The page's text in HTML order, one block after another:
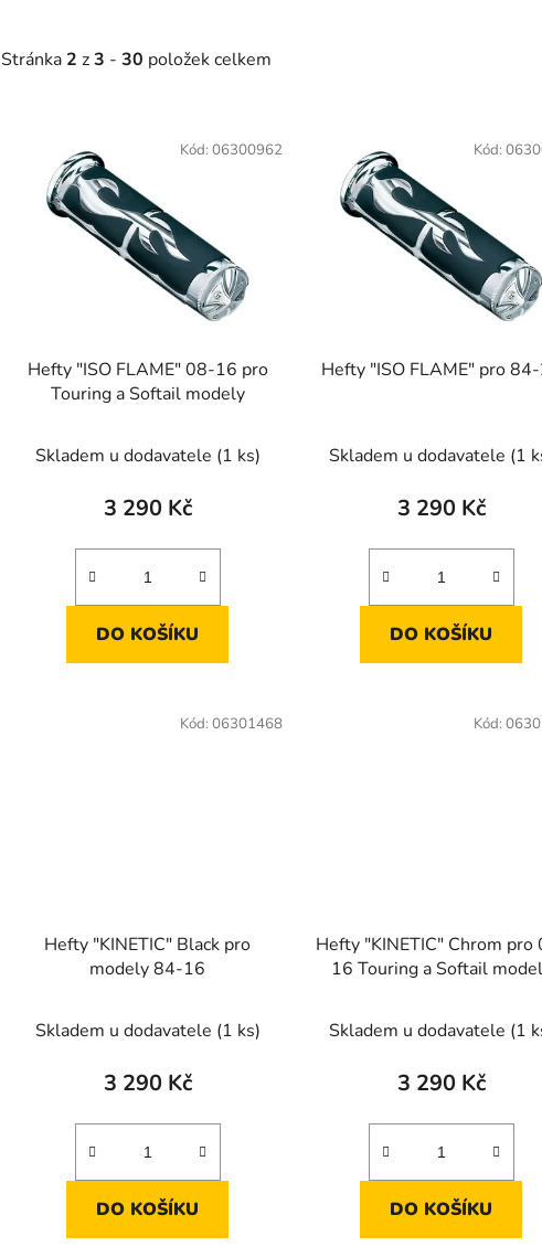
Stránka 2 z3 - 30 položek celkem
Hefty "ISO FLAME" 08-16 pro
Touring a Softail modely
Skladem u dodavatele (1 ks)
3 290 Kč
DO KOŠÍKU
Kód: 06300962
Hefty "ISO FLAME" pro
Skladem u dodavatele (1
3 290 Kč
DO KOŠÍKU
Kód:
Hefty "KINETIC" Black pro
modely 84-16
Skladem u dodavatele (1 ks)
3 290 Kč
DO KOŠÍKU
Kód: 06301468
Hefty "KINETIC" Chrom pro
16 Touring a Softail
Skladem u dodavatele (1
3 290 Kč
DO KOŠÍKU
Kód: